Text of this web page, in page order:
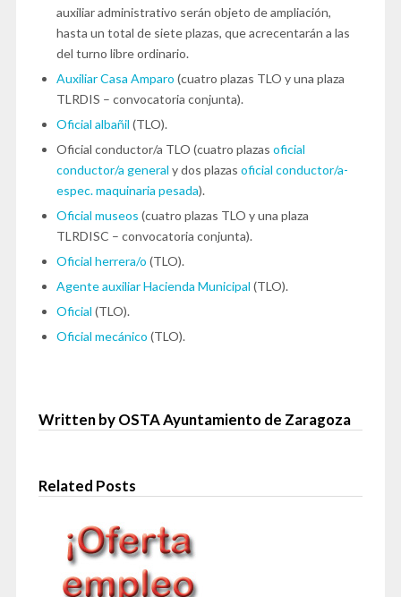
auxiliar administrativo serán objeto de ampliación,
hasta un total de siete plazas, que acrecentarán a las
del turno libre ordinario.
Auxiliar Casa Amparo (cuatro plazas TLO y una plaza
TLRDIS – convocatoria conjunta).
Oficial albañil (TLO).
Oficial conductor/a TLO (cuatro plazas oficial
conductor/a general y dos plazas oficial conductor/a-
espec. maquinaria pesada).
Oficial museos (cuatro plazas TLO y una plaza
TLRDISC – convocatoria conjunta).
Oficial herrera/o (TLO).
Agente auxiliar Hacienda Municipal (TLO).
Oficial (TLO).
Oficial mecánico (TLO).
Written by OSTA Ayuntamiento de Zaragoza
Related Posts